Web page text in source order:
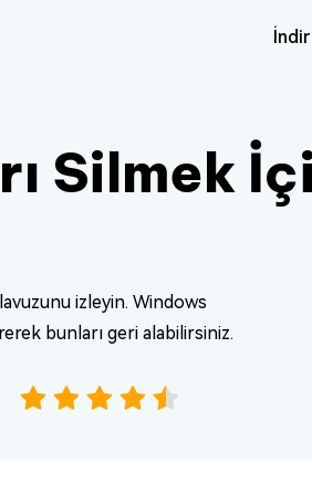
İndir
Silmek
izleyin. Windows
bunları geri alabilirsiniz.